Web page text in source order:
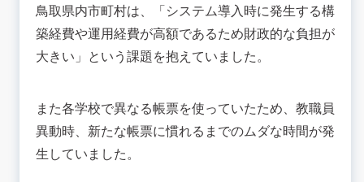
鳥取県内市町村は、「システム導入時に発生する構
築経費や運用経費が高額であるため財政的な負担が
大きい」という課題を抱えていました。
また各学校で異なる帳票を使っていたため、教職員
異動時、新たな帳票に慣れるまでのムダな時間が発
生していました。